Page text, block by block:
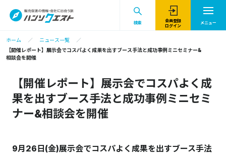
検索
会員登録
ログイン
メニュー
ホーム
ニュース一覧
【開催レポート】展示会でコスパよく成果を出すブース手法と成功事例ミニセミナー&
相談会を開催
【開催レポート】展示会でコスパよく成
果を出すブース手法と成功事例ミニセミ
ナー&相談会を開催
9月26日(金)展示会でコスパよく成果を出すブース手法